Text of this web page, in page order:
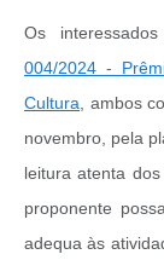
Os
004/2024 -
Cultura , ambos
novembro, pela
leitura atenta
proponente
adequa às